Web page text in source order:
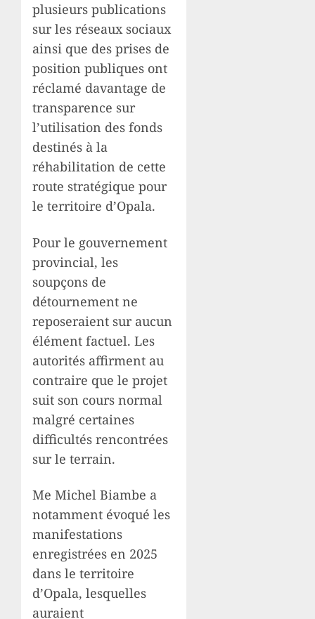
plusieurs publications
sur les réseaux sociaux
ainsi que des prises de
position publiques ont
réclamé davantage de
transparence sur
l’utilisation des fonds
destinés à la
réhabilitation de cette
route stratégique pour
le territoire d’Opala.
Pour le gouvernement
provincial, les
soupçons de
détournement ne
reposeraient sur aucun
élément factuel. Les
autorités affirment au
contraire que le projet
suit son cours normal
malgré certaines
difficultés rencontrées
sur le terrain.
Me Michel Biambe a
notamment évoqué les
manifestations
enregistrées en 2025
dans le territoire
d’Opala, lesquelles
auraient